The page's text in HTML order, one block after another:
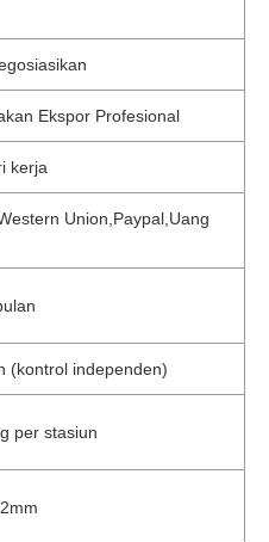
Ekspor Profesional
kerja
Union,Paypal,Uang
(kontrol independen)
per stasiun